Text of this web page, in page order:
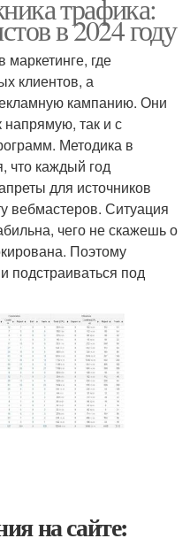
трафика:
в 2024 году
где
клиентов, а
кампанию. Они
напрямую, так и с
Методика в
что каждый год
для источников
вебмастеров. Ситуация
чего не скажешь о
Поэтому
подстраиваться под
на сайте: